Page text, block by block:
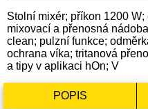
Stolní mixér; příkon 1200
mixovací a přenosná
clean; pulzní funkce;
ochrana víka; tritanová
a tipy v aplikaci hOn; V
POPIS